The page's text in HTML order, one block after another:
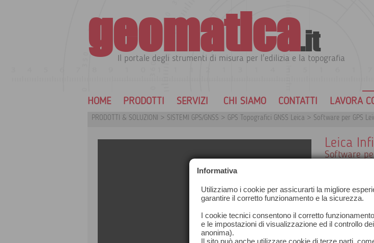
geomatica.it
Il portale degli strumenti di misura per l'edilizia e la topografia
HOME PRODOTTI SERVIZI CHI SIAMO CONTATTI LAVORA
PRODOTTI & SOLUZIONI > SISTEMI GPS/GNSS > GPS Topografici GNSS Leica > Software per GPS
Leica
Software
Leica
rilievo o di
lavoro.
Informativa
Utilizziamo i cookie per assicurarti la migliore
garantire il corretto funzionamento e la sicurezza.
I cookie tecnici consentono il corretto
e le impostazioni di visualizzazione ed il controllo
anonima).
Il sito può anche utilizzare cookie di terze parti,